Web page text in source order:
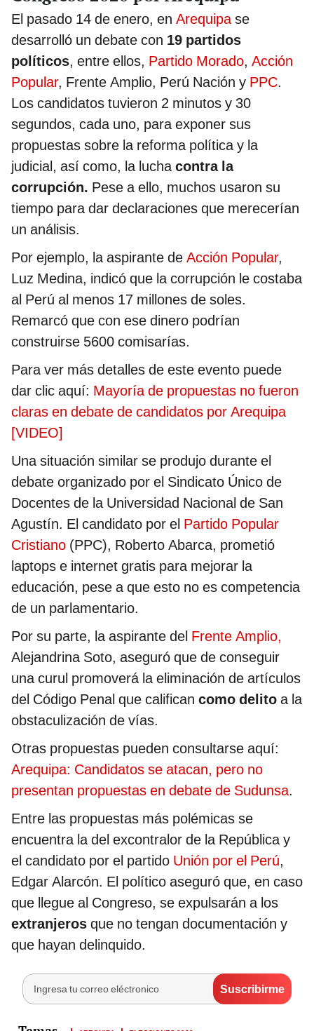
El pasado 14 de enero, en Arequipase
desarrolló un debate con 19 partidos
políticos, entre ellos, Partido Morado, Acción
Popular, Frente Amplio, Perú Nación y PPC.
Los candidatos tuvieron 2 minutos y 30
segundos, cada uno, para exponer sus
propuestas sobre la reforma política y la
judicial, así como, la luchacontra la
corrupción. Pese a ello, muchos usaron su
tiempo para dar declaraciones que merecerían
un análisis.
Por ejemplo, la aspirante de Acción Popular,
Luz Medina, indicó que la corrupción le costaba
al Perú al menos 17 millones de soles.
Remarcó que con ese dinero podrían
construirse 5600 comisarías.
Para ver más detalles de este evento puede
dar clic aquí: Mayoría de propuestas no fueron
claras en debate de candidatos por Arequipa
[VIDEO]
Una situación similar se produjo durante el
debate organizado por el Sindicato Único de
Docentes de la Universidad Nacional de San
Agustín. El candidato por el Partido Popular
Cristiano (PPC), Roberto Abarca, prometió
laptops e internet gratis para mejorar la
educación, pese a que esto no es competencia
de un parlamentario.
Por su parte, la aspirante del Frente Amplio,
Alejandrina Soto, aseguró que de conseguir
una curul promoverá la eliminación de artículos
del Código Penal que califican como delito a la
obstaculización de vías.
Otras propuestas pueden consultarse aquí:
Arequipa: Candidatos se atacan, pero no
presentan propuestas en debate de Sudunsa.
Entre las propuestas más polémicas se
encuentra la del excontralor de la República y
el candidato por el partido Unión por el Perú,
Edgar Alarcón. El político aseguró que, en caso
que llegue al Congreso, se expulsarán a los
extranjeros que no tengan documentación y
que hayan delinquido.